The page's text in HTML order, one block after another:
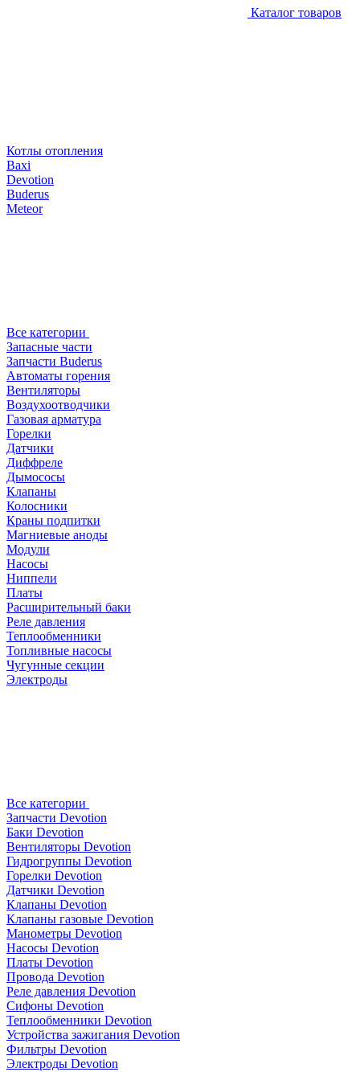
Каталог товаров
Котлы отопления
Baxi
Devotion
Buderus
Meteor
Все категории
Запасные части
Запчасти Buderus
Автоматы горения
Вентиляторы
Воздухоотводчики
Газовая арматура
Горелки
Датчики
Диффреле
Дымососы
Клапаны
Колосники
Краны подпитки
Магниевые аноды
Модули
Насосы
Ниппели
Платы
Расширительный баки
Реле давления
Теплообменники
Топливные насосы
Чугунные секции
Электроды
Все категории
Запчасти Devotion
Баки Devotion
Вентиляторы Devotion
Гидрогруппы Devotion
Горелки Devotion
Датчики Devotion
Клапаны Devotion
Клапаны газовые Devotion
Манометры Devotion
Насосы Devotion
Платы Devotion
Провода Devotion
Реле давления Devotion
Сифоны Devotion
Теплообменники Devotion
Устройства зажигания Devotion
Фильтры Devotion
Электроды Devotion